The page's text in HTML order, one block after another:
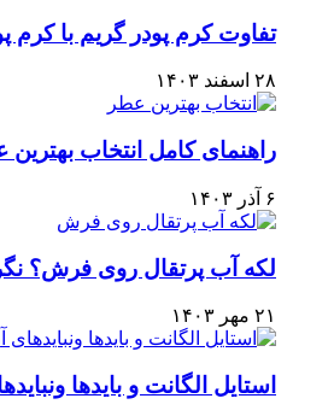
تفاوت کرم پودر گریم با کرم
۲۸ اسفند ۱۴۰۳
راهنمای کامل انتخاب بهترین عطر
۶ آذر ۱۴۰۳
لکه آب پرتقال روی فرش؟
۲۱ مهر ۱۴۰۳
استایل الگانت و بایدها